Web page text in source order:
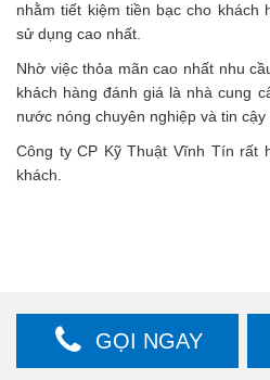
nhằm tiết kiệm tiền bạc cho khách
sử dụng cao nhất.
Nhờ việc thỏa mãn cao nhất nhu
khách hàng đánh giá là nhà cung
nước nóng chuyên nghiệp và tin cậy
Công ty CP Kỹ Thuật Vĩnh Tín rất
khách.
GỌI NGAY